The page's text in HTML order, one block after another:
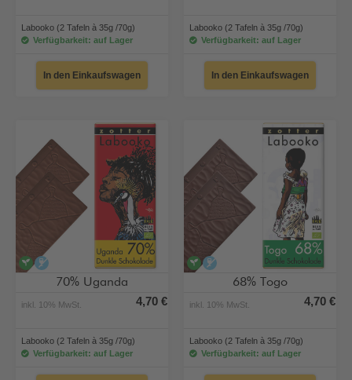
Labooko (2 Tafeln à 35g /70g)
Verfügbarkeit: auf Lager
In den Einkaufswagen
Labooko (2 Tafeln à 35g /70g)
Verfügbarkeit: auf Lager
In den Einkaufswagen
veganalkoholfrei
70% Uganda
inkl. 10% MwSt. 4,70 €
Labooko (2 Tafeln à 35g /70g)
Verfügbarkeit: auf Lager
veganalkoholfrei
68% Togo
inkl. 10% MwSt. 4,70 €
Labooko (2 Tafeln à 35g /70g)
Verfügbarkeit: auf Lager